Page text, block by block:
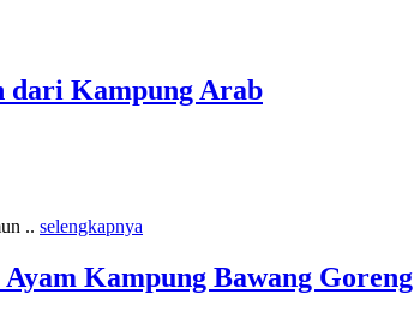
dari Kampung Arab
.. selengkapnya
Kampung Bawang Goreng